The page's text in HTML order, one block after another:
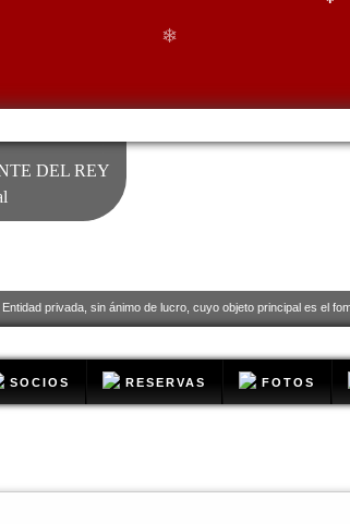
DEL REY
Entidad privada, sin ánimo de lucro, cuyo objeto principal es el
SOCIOS RESERVAS FOTOS
❄